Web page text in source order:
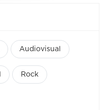
Audiovisual
Rock